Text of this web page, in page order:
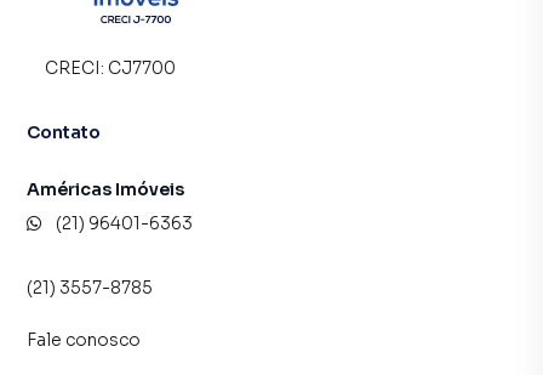
CRECI: CJ7700
Contato
Américas Imóveis
(21) 96401-6363
(21) 3557-8785
Fale conosco